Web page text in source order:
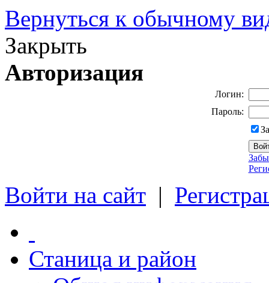
Вернуться к обычному
Закрыть
Авторизация
Логин:
Пароль:
Войти на сайт |
Станица и район